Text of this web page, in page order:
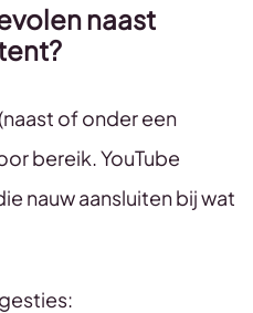
naast
of onder een
bereik. YouTube
nauw aansluiten bij wat